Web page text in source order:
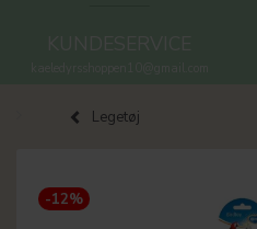
Legetøj
-12%